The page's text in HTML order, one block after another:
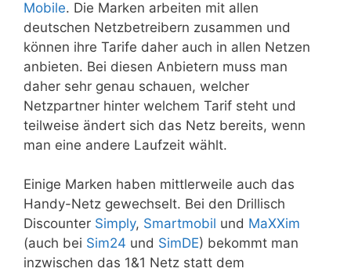
Mobile. Die Marken arbeiten mit allen
deutschen Netzbetreibern zusammen und
können ihre Tarife daher auch in allen Netzen
anbieten. Bei diesen Anbietern muss man
daher sehr genau schauen, welcher
Netzpartner hinter welchem Tarif steht und
teilweise ändert sich das Netz bereits, wenn
man eine andere Laufzeit wählt.
Einige Marken haben mittlerweile auch das
Handy-Netz gewechselt. Bei den Drillisch
Discounter Simply, Smartmobil und MaXXim
(auch bei Sim24 und SimDE) bekommt man
inzwischen das 1&1 Netz statt dem